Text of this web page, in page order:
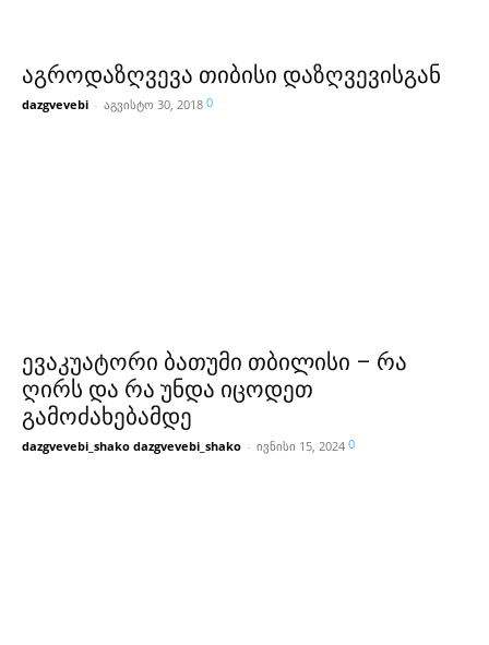
აგროდაზღვევა თიბისი დაზღვევისგან
dazgvevebi - აგვისტო 30, 2018 0
ევაკუატორი ბათუმი თბილისი – რა
ღირს და რა უნდა იცოდეთ
გამოძახებამდე
dazgvevebi_shako dazgvevebi_shako - ივნისი 15, 2024 0